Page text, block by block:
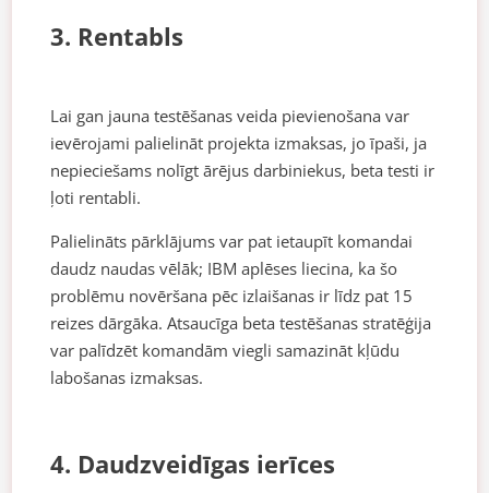
3. Rentabls
Lai gan jauna testēšanas veida pievienošana var
ievērojami palielināt projekta izmaksas, jo īpaši, ja
nepieciešams nolīgt ārējus darbiniekus, beta testi ir
ļoti rentabli.
Palielināts pārklājums var pat ietaupīt komandai
daudz naudas vēlāk; IBM aplēses liecina, ka šo
problēmu novēršana pēc izlaišanas ir līdz pat 15
reizes dārgāka. Atsaucīga beta testēšanas stratēģija
var palīdzēt komandām viegli samazināt kļūdu
labošanas izmaksas.
4. Daudzveidīgas ierīces